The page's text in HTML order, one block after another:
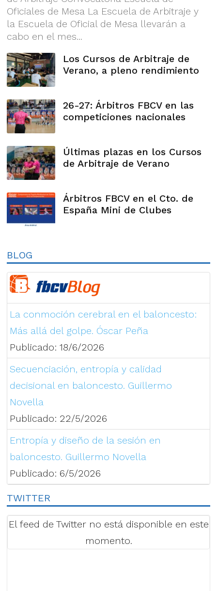
Oficiales de Mesa La Escuela de Arbitraje y
la Escuela de Oficial de Mesa llevarán a
cabo en el mes...
Los Cursos de Arbitraje de
Verano, a pleno rendimiento
26-27: Árbitros FBCV en las
competiciones nacionales
Últimas plazas en los Cursos
de Arbitraje de Verano
Árbitros FBCV en el Cto. de
España Mini de Clubes
BLOG
La conmoción cerebral en el baloncesto:
Más allá del golpe. Óscar Peña
Publicado: 18/6/2026
Secuenciación, entropía y calidad
decisional en baloncesto. Guillermo
Novella
Publicado: 22/5/2026
Entropía y diseño de la sesión en
baloncesto. Guillermo Novella
Publicado: 6/5/2026
TWITTER
El feed de Twitter no está disponible en este
momento.